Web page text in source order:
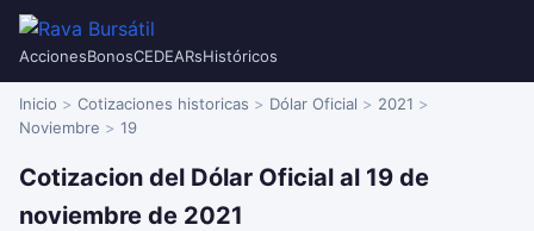
AccionesBonosCEDEARsHistóricos
Inicio Cotizaciones historicas Dólar Oficial
2021
Noviembre
19
Cotizacion del Dólar Oficial al 19 de
noviembre de 2021